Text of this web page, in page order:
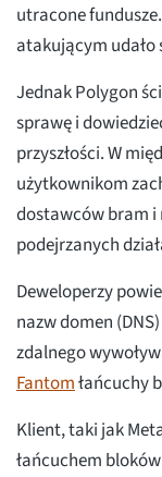
utracone
atakującym
Jednak Polygon
sprawę i
przyszłości. W
użytkownikom
dostawców bram i
podejrzanych
Deweloperzy
nazw domen
zdalnego
Fantomłańcuchy
Klient, taki jak
łańcuchem